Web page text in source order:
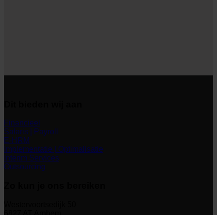
Financieel
Salaris | Payroll
E-HRM
Implementatie | Optimalisatie
Interim Services
Outsourcing